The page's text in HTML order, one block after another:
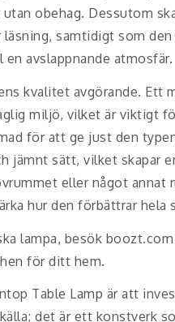
obehag. Dessutom
samtidigt som
avslappnande atmosfär.
kvalitet avgörande. Ett
miljö, vilket är viktigt
för att ge just den
jämnt sätt, vilket skapar
eller något annat
hur den förbättrar hela
lampa, besök
för ditt hem.
Table Lamp är att
det är ett konstverk